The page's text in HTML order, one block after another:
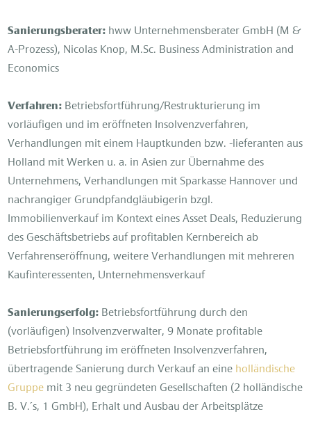
Sanierungsberater: hww Unternehmensberater GmbH (M &
A-Prozess), Nicolas Knop, M.Sc. Business Administration and
Economics
Verfahren: Betriebsfortführung/Restrukturierung im
vorläufigen und im eröffneten Insolvenzverfahren,
Verhandlungen mit einem Hauptkunden bzw. -lieferanten aus
Holland mit Werken u. a. in Asien zur Übernahme des
Unternehmens, Verhandlungen mit Sparkasse Hannover und
nachrangiger Grundpfandgläubigerin bzgl.
Immobilienverkauf im Kontext eines Asset Deals, Reduzierung
des Geschäftsbetriebs auf profitablen Kernbereich ab
Verfahrenseröffnung, weitere Verhandlungen mit mehreren
Kaufinteressenten, Unternehmensverkauf
Sanierungserfolg: Betriebsfortführung durch den
(vorläufigen) Insolvenzverwalter, 9 Monate profitable
Betriebsfortführung im eröffneten Insolvenzverfahren,
übertragende Sanierung durch Verkauf an eine holländische
Gruppe mit 3 neu gegründeten Gesellschaften (2 holländische
B. V.´s, 1 GmbH), Erhalt und Ausbau der Arbeitsplätze